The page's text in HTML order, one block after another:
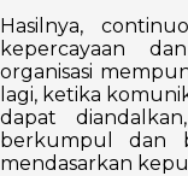
Hasilnya,
kepercayaan
organisasi
lagi, ketika
dapat
berkumpul dan
mendasarkan